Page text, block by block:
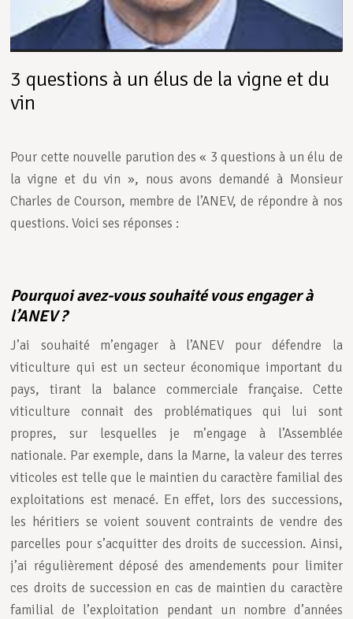
3 questions à un élus de la vigne et du
vin
Pour cette nouvelle parution des « 3 questions à un élu de
la vigne et du vin », nous avons demandé à Monsieur
Charles de Courson, membre de l’ANEV, de répondre à nos
questions. Voici ses réponses :
Pourquoi avez-vous souhaité vous engager à
l’ANEV ?
J’ai souhaité m’engager à l’ANEV pour défendre la
viticulture qui est un secteur économique important du
pays, tirant la balance commerciale française. Cette
viticulture connait des problématiques qui lui sont
propres, sur lesquelles je m’engage à l’Assemblée
nationale. Par exemple, dans la Marne, la valeur des terres
viticoles est telle que le maintien du caractère familial des
exploitations est menacé. En effet, lors des successions,
les héritiers se voient souvent contraints de vendre des
parcelles pour s’acquitter des droits de succession. Ainsi,
j’ai régulièrement déposé des amendements pour limiter
ces droits de succession en cas de maintien du caractère
familial de l’exploitation pendant un nombre d’années